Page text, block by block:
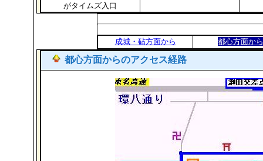
がタイムズ入口
成城・砧方面から 都心方面から
都心方面からのアクセス経路